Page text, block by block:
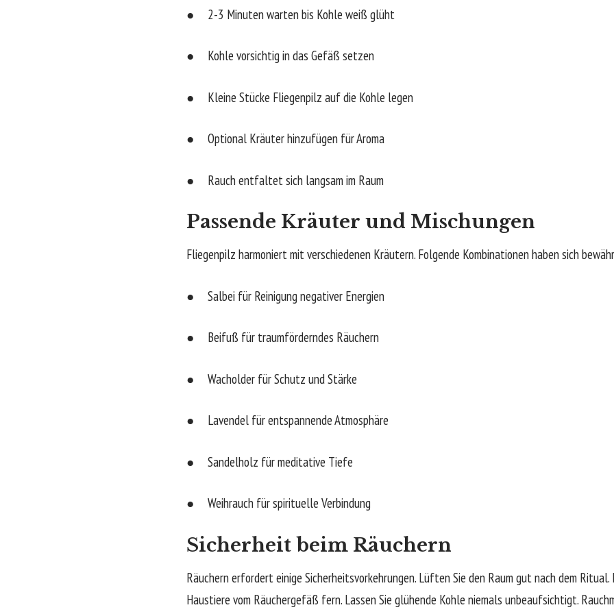
● 2-3 Minuten warten bis Kohle weiß glüht
● Kohle vorsichtig in das Gefäß setzen
● Kleine Stücke Fliegenpilz auf die Kohle legen
● Optional Kräuter hinzufügen für Aroma
● Rauch entfaltet sich langsam im Raum
Passende Kräuter und Mischungen
Fliegenpilz harmoniert mit verschiedenen Kräutern. Folgende Kombinationen haben sich
● Salbei für Reinigung negativer Energien
● Beifuß für traumförderndes Räuchern
● Wacholder für Schutz und Stärke
● Lavendel für entspannende Atmosphäre
● Sandelholz für meditative Tiefe
● Weihrauch für spirituelle Verbindung
Sicherheit beim Räuchern
Räuchern erfordert einige Sicherheitsvorkehrungen. Lüften Sie den Raum gut nach dem
Haustiere vom Räuchergefäß fern. Lassen Sie glühende Kohle niemals unbeaufsichtigt.